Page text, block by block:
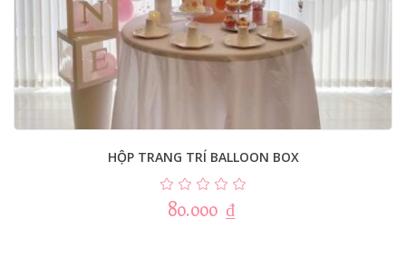
HỘP TRANG TRÍ BALLOON BOX
80.000 ₫